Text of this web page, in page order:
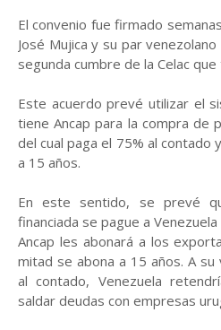
El convenio fue firmado
José Mujica y su par
segunda cumbre de la Celac
Este acuerdo prevé utilizar el
tiene Ancap para la compra de
del cual paga el 75% al contado
a 15 años.
En este sentido, se prevé
financiada se pague a
Ancap les abonará a los
mitad se abona a 15 años. A
al contado, Venezuela
saldar deudas con empresas